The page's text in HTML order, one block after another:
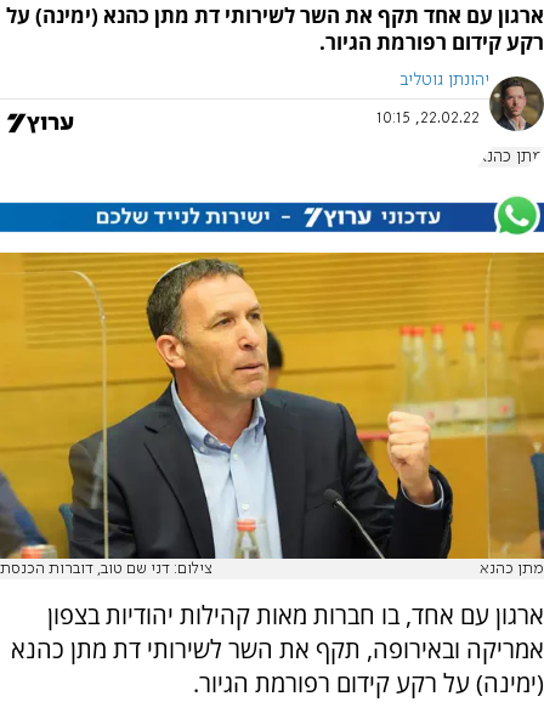
ארגון עם אחד תקף את השר לשירותי דת מתן כהנא (ימינה) על
רקע קידום רפורמת הגיור.
יהונתן גוטליב
22.02.22, 10:15
מתן כהנא
מתן כהנא צילום: דני שם טוב, דוברות הכנסת
ארגון עם אחד, בו חברות מאות קהילות יהודיות בצפון
אמריקה ובאירופה, תקף את השר לשירותי דת מתן כהנא
(ימינה) על רקע קידום רפורמת הגיור.